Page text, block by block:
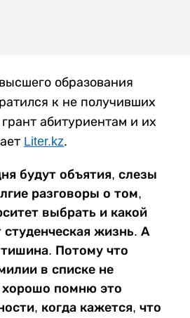
образования
к не получивших
абитуриентам и их
Liter.kz.
будут объятия, слезы
разговоры о том,
выбрать и какой
студенческая жизнь. А
тишина. Потому что
в списке не
хорошо помню это
когда кажется, что